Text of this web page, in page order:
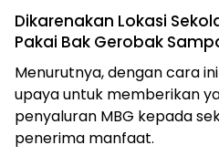
Dikarenakan Lokasi
Pakai Bak Gerobak
Menurutnya, dengan cara
upaya untuk memberikan
penyaluran MBG kepada
penerima manfaat.